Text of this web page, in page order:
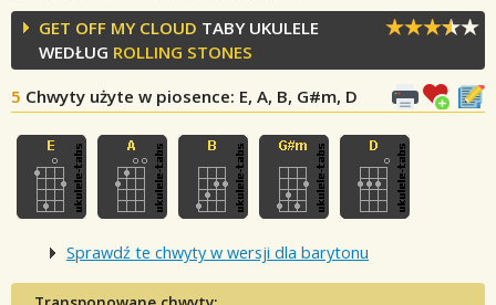
GET OFF MY CLOUD TABY UKULELE
WEDŁUG ROLLING STONES
5 Chwyty użyte w piosence: E, A, B, G#m, D
Sprawdź te chwyty w wersji dla barytonu